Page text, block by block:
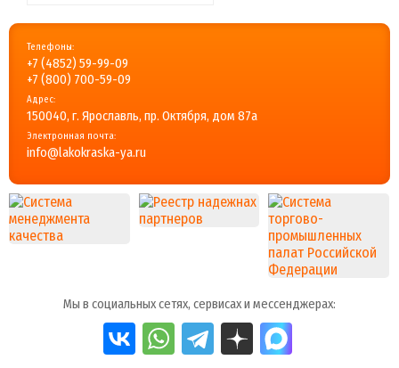
Телефоны:
+7 (4852) 59-99-09
+7 (800) 700-59-09
Адрес:
150040, г. Ярославль, пр. Октября, дом 87a
Электронная почта:
info@lakokraska-ya.ru
Мы в социальных сетях, сервисах и мессенджерах: